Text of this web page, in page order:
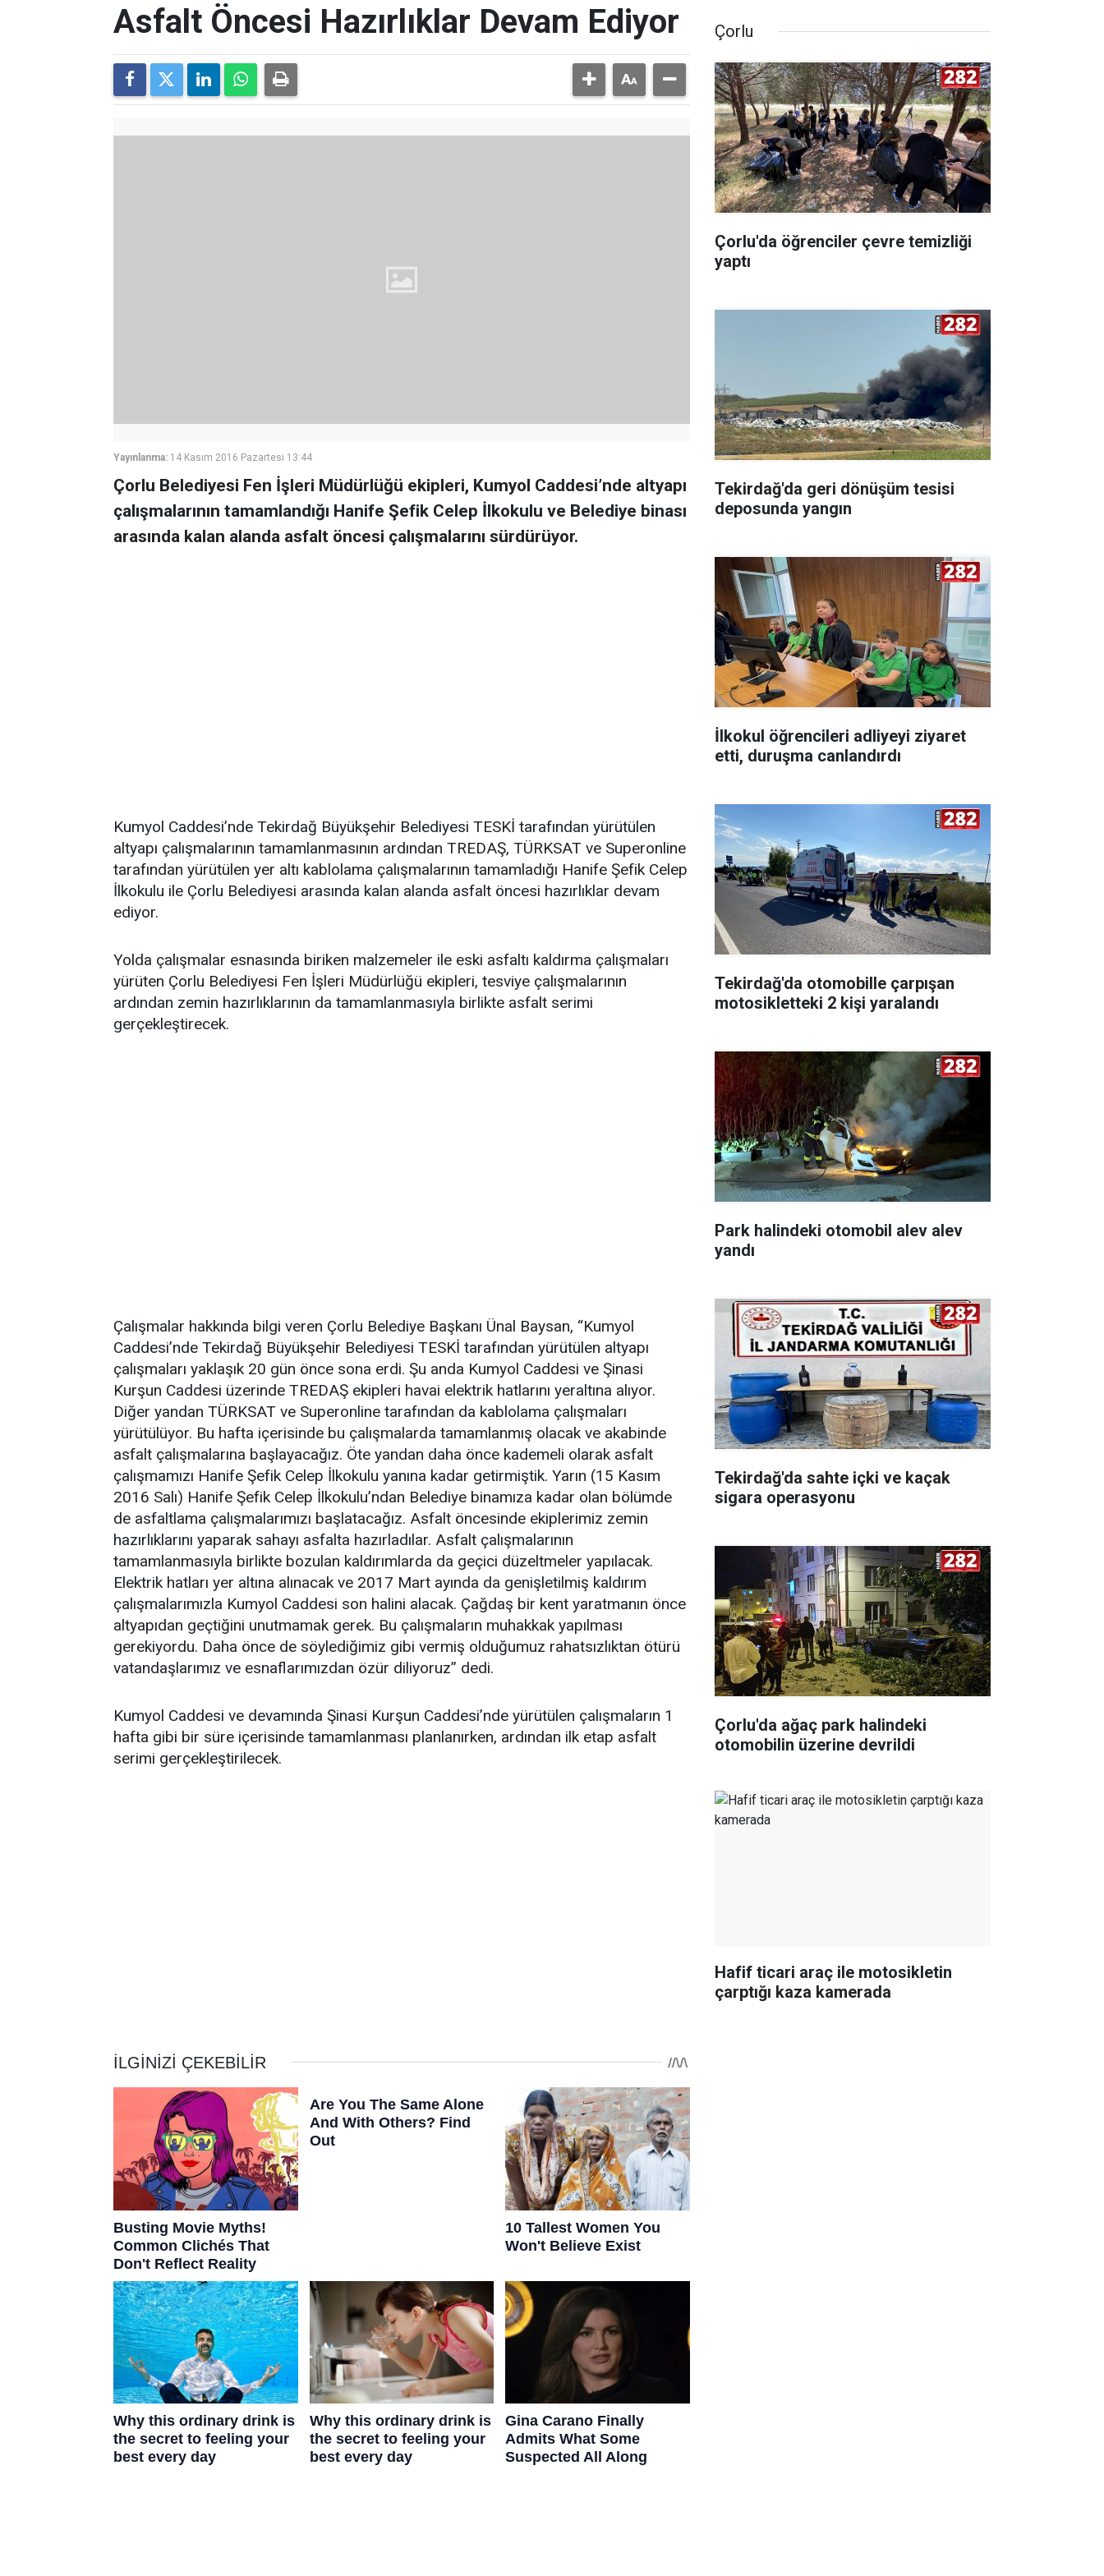
Asfalt Öncesi Hazırlıklar Devam Ediyor
Yayınlanma: 14 Kasım 2016 Pazartesi 13:44
Çorlu Belediyesi Fen İşleri Müdürlüğü ekipleri, Kumyol Caddesi’nde altyapı
çalışmalarının tamamlandığı Hanife Şefik Celep İlkokulu ve Belediye binası
arasında kalan alanda asfalt öncesi çalışmalarını sürdürüyor.
Kumyol Caddesi’nde Tekirdağ Büyükşehir Belediyesi TESKİ tarafından yürütülen
altyapı çalışmalarının tamamlanmasının ardından TREDAŞ, TÜRKSAT ve Superonline
tarafından yürütülen yer altı kablolama çalışmalarının tamamladığı Hanife Şefik Celep
İlkokulu ile Çorlu Belediyesi arasında kalan alanda asfalt öncesi hazırlıklar devam
ediyor.
Yolda çalışmalar esnasında biriken malzemeler ile eski asfaltı kaldırma çalışmaları
yürüten Çorlu Belediyesi Fen İşleri Müdürlüğü ekipleri, tesviye çalışmalarının
ardından zemin hazırlıklarının da tamamlanmasıyla birlikte asfalt serimi
gerçekleştirecek.
Çalışmalar hakkında bilgi veren Çorlu Belediye Başkanı Ünal Baysan, “Kumyol
Caddesi’nde Tekirdağ Büyükşehir Belediyesi TESKİ tarafından yürütülen altyapı
çalışmaları yaklaşık 20 gün önce sona erdi. Şu anda Kumyol Caddesi ve Şinasi
Kurşun Caddesi üzerinde TREDAŞ ekipleri havai elektrik hatlarını yeraltına alıyor.
Diğer yandan TÜRKSAT ve Superonline tarafından da kablolama çalışmaları
yürütülüyor. Bu hafta içerisinde bu çalışmalarda tamamlanmış olacak ve akabinde
asfalt çalışmalarına başlayacağız. Öte yandan daha önce kademeli olarak asfalt
çalışmamızı Hanife Şefik Celep İlkokulu yanına kadar getirmiştik. Yarın (15 Kasım
2016 Salı) Hanife Şefik Celep İlkokulu’ndan Belediye binamıza kadar olan bölümde
de asfaltlama çalışmalarımızı başlatacağız. Asfalt öncesinde ekiplerimiz zemin
hazırlıklarını yaparak sahayı asfalta hazırladılar. Asfalt çalışmalarının
tamamlanmasıyla birlikte bozulan kaldırımlarda da geçici düzeltmeler yapılacak.
Elektrik hatları yer altına alınacak ve 2017 Mart ayında da genişletilmiş kaldırım
çalışmalarımızla Kumyol Caddesi son halini alacak. Çağdaş bir kent yaratmanın önce
altyapıdan geçtiğini unutmamak gerek. Bu çalışmaların muhakkak yapılması
gerekiyordu. Daha önce de söylediğimiz gibi vermiş olduğumuz rahatsızlıktan ötürü
vatandaşlarımız ve esnaflarımızdan özür diliyoruz” dedi.
Kumyol Caddesi ve devamında Şinasi Kurşun Caddesi’nde yürütülen çalışmaların 1
hafta gibi bir süre içerisinde tamamlanması planlanırken, ardından ilk etap asfalt
serimi gerçekleştirilecek.
Çorlu
Çorlu'da öğrenciler çevre temizliği
yaptı
Tekirdağ'da geri dönüşüm tesisi
deposunda yangın
İlkokul öğrencileri adliyeyi ziyaret
etti, duruşma canlandırdı
Tekirdağ'da otomobille çarpışan
motosikletteki 2 kişi yaralandı
Park halindeki otomobil alev alev
yandı
Tekirdağ'da sahte içki ve kaçak
sigara operasyonu
Çorlu'da ağaç park halindeki
otomobilin üzerine devrildi
Hafif ticari araç ile motosikletin
çarptığı kaza kamerada